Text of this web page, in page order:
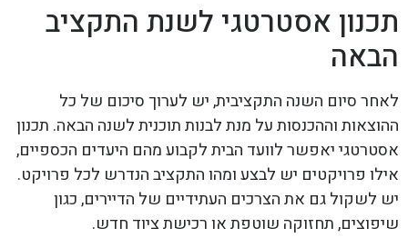
תכנון אסטרטגי לשנת התקציב
הבאה
לאחר סיום השנה התקציבית, יש לערוך סיכום של כל
ההוצאות וההכנסות על מנת לבנות תוכנית לשנה הבאה. תכנון
אסטרטגי יאפשר לוועד הבית לקבוע מהם היעדים הכספיים,
אילו פרויקטים יש לבצע ומהו התקציב הנדרש לכל פרויקט.
יש לשקול גם את הצרכים העתידיים של הדיירים, כגון
שיפוצים, תחזוקה שוטפת או רכישת ציוד חדש.